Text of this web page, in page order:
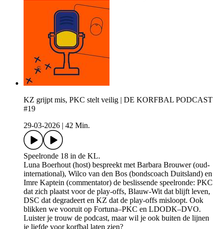
KZ grijpt mis, PKC stelt veilig | DE KORFBAL PODCAST
#19
29-03-2026
42 Min.
Speelronde 18 in de KL.
Luna Boerhout (host) bespreekt met Barbara Brouwer (oud-
international), Wilco van den Bos (bondscoach Duitsland) en
Imre Kaptein (commentator) de beslissende speelronde: PKC
dat zich plaatst voor de play-offs, Blauw-Wit dat blijft leven,
DSC dat degradeert en KZ dat de play-offs misloopt. Ook
blikken we vooruit op Fortuna–PKC en LDODK–DVO.
Luister je trouw de podcast, maar wil je ook buiten de lijnen
je liefde voor korfbal laten zien?